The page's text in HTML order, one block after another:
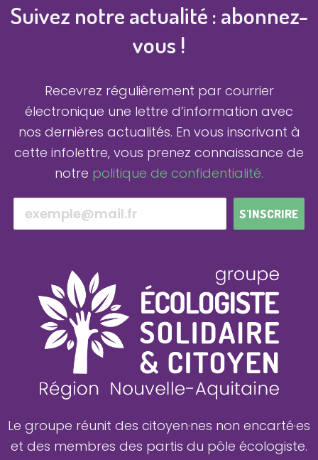
Suivez notre actualité : abonnez-
vous !
Recevrez régulièrement par courrier
électronique une lettre d’information avec
nos dernières actualités. En vous inscrivant à
cette infolettre, vous prenez connaissance de
notre politique de confidentialité.
S'INSCRIRE
Le groupe réunit des citoyen·nes non encarté·es
et des membres des partis du pôle écologiste.